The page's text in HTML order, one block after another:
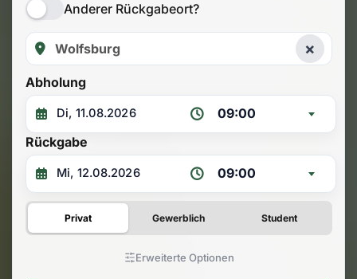
Anderer Rückgabeort?
×
Abholung
09:00
Rückgabe
09:00
Privat Gewerblich Student
Erweiterte Optionen